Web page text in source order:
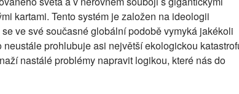
kartami. Tento systém je založen na ideologii
ve své současné globální podobě vymyká jakékoli
prohlubuje asi největší ekologickou
nastálé problémy napravit logikou, které nás do